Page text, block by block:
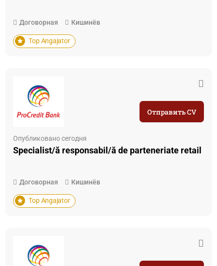
Договорная Кишинёв
Top Angajator
Опубликовано сегодня
Specialist/ă responsabil/ă de parteneriate retail
Договорная Кишинёв
Top Angajator
Отправить CV